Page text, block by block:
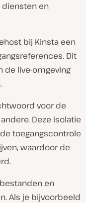
diensten en
bij Kinsta een
Dit
de live-omgeving
voor de
Deze isolatie
toegangscontrole
waardoor de
en
Als je bijvoorbeeld